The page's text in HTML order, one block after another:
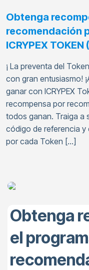
Obtenga
recomendación
ICRYPEX TOKEN
¡ La preventa del
con gran entusiasmo!
ganar con ICRYPEX
recompensa por
todos ganan. Traiga a
código de referencia
por cada Token […]
Obtenga
el